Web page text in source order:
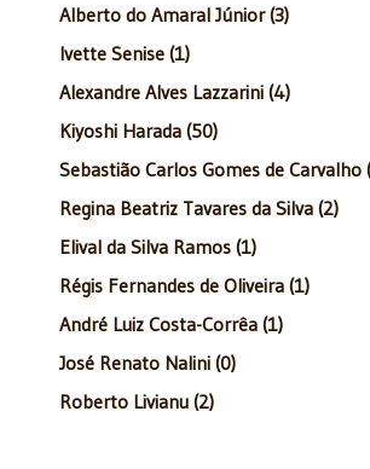
Alberto do Amaral Júnior (3)
Ivette Senise (1)
Alexandre Alves Lazzarini (4)
Kiyoshi Harada (50)
Sebastião Carlos Gomes de Carvalho
Regina Beatriz Tavares da Silva (2)
Elival da Silva Ramos (1)
Régis Fernandes de Oliveira (1)
André Luiz Costa-Corrêa (1)
José Renato Nalini (0)
Roberto Livianu (2)